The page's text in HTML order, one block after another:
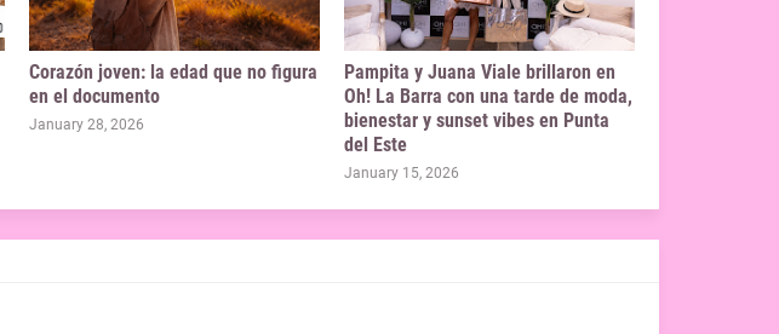
Corazón joven: la edad que no figura
en el documento
January 28, 2026
Pampita y Juana Viale brillaron en
Oh! La Barra con una tarde de moda,
bienestar y sunset vibes en Punta
del Este
January 15, 2026